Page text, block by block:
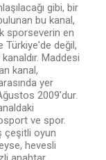
gibi, bir
bu kanal,
sporseverin en
Türkiye'de değil,
Maddesi
kanal,
yer
2009'dur.
ve spor.
çeşitli oyun
hevesli